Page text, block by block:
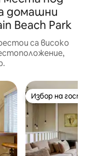
домашни
Beach Park
са високо
Избор на
Избор на